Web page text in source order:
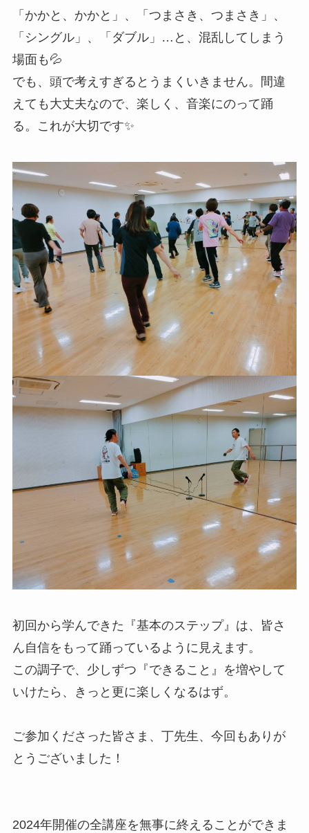
「かかと、かかと」、「つまさき、つまさき」、
「シングル」、「ダブル」…と、混乱してしまう
場面も💦​
でも、頭で考えすぎるとうまくいきません。間違
えても大丈夫なので、楽しく、音楽にのって踊
る。これが大切です✨
初回から学んできた『基本のステップ』は、皆さ
ん自信をもって踊っているように見えます。
この調子で、少しずつ『できること』を増やして
いけたら、きっと更に楽しくなるはず。
ご参加くださった皆さま、丁先生、今回もありが
とうございました！
2024年開催の全講座を無事に終えることができま